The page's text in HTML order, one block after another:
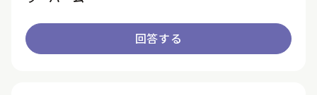
回答する